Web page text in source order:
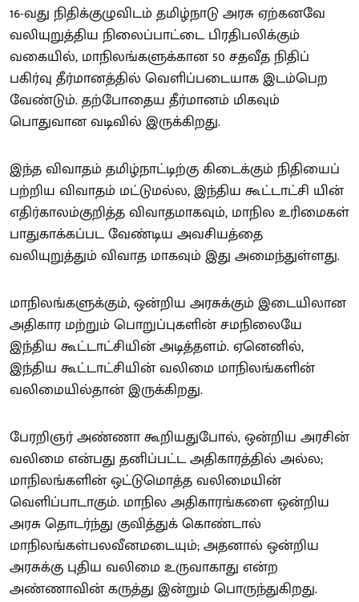
16-வது நிதிக்குழுவிடம் தமிழ்நாடு அரசு ஏற்கனவே
வலியுறுத்திய நிலைப்பாட்டை பிரதிபலிக்கும்
வகையில், மாநிலங்களுக்கான 50 சதவீத நிதிப்
பகிர்வு தீர்மானத்தில் வெளிப்படையாக இடம்பெற
வேண்டும். தற்போதைய தீர்மானம் மிகவும்
பொதுவான வடிவில் இருக்கிறது.
இந்த விவாதம் தமிழ்நாட்டிற்கு கிடைக்கும் நிதியைப்
பற்றிய விவாதம் மட்டுமல்ல, இந்திய கூட்டாட்சி யின்
எதிர்காலம்குறித்த விவாதமாகவும், மாநில உரிமைகள்
பாதுகாக்கப்பட வேண்டிய அவசியத்தை
வலியுறுத்தும் விவாத மாகவும் இது அமைந்துள்ளது.
மாநிலங்களுக்கும், ஒன்றிய அரசுக்கும் இடையிலான
அதிகார மற்றும் பொறுப்புகளின் சமநிலையே
இந்திய கூட்டாட்சியின் அடித்தளம். ஏனெனில்,
இந்திய கூட்டாட்சியின் வலிமை மாநிலங்களின்
வலிமையில்தான் இருக்கிறது.
பேரறிஞர் அண்ணா கூறியதுபோல், ஒன்றிய அரசின்
வலிமை என்பது தனிப்பட்ட அதிகாரத்தில் அல்ல;
மாநிலங்களின் ஒட்டுமொத்த வலிமையின்
வெளிப்பாடாகும். மாநில அதிகாரங்களை ஒன்றிய
அரசு தொடர்ந்து குவித்துக் கொண்டால்
மாநிலங்கள்பலவீனமடையும்; அதனால் ஒன்றிய
அரசுக்கு புதிய வலிமை உருவாகாது என்ற
அண்ணாவின் கருத்து இன்றும் பொருந்துகிறது.